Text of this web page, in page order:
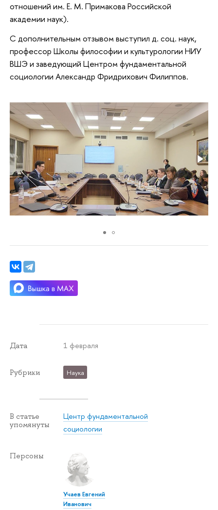
отношений им. Е. М. Примакова Российской
академии наук).
С дополнительным отзывом выступил д. соц. наук,
профессор Школы философии и культурологии НИУ
ВШЭ и заведующий Центром фундаментальной
социологии Александр Фридрихович Филиппов.
Дата 1 февраля
Рубрики Наука
В статье
упомянуты
Центр фундаментальной
социологии
Персоны
Учаев Евгений
Иванович